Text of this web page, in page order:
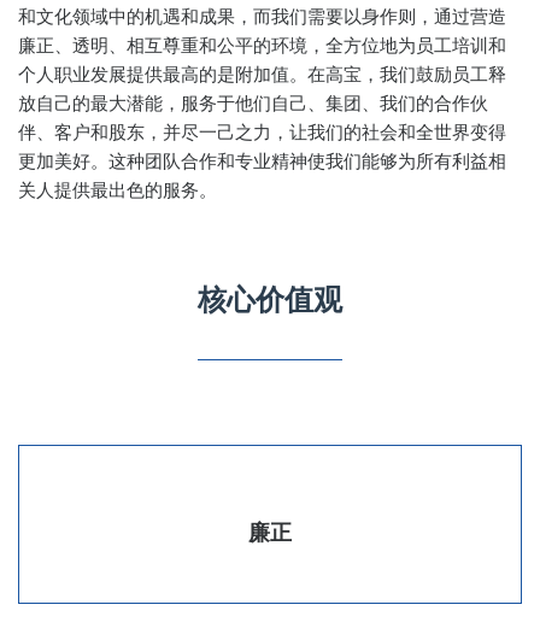
和文化领域中的机遇和成果，而我们需要以身作则，通过营造
廉正、透明、相互尊重和公平的环境，全方位地为员工培训和
个人职业发展提供最高的是附加值。在高宝，我们鼓励员工释
放自己的最大潜能，服务于他们自己、集团、我们的合作伙
伴、客户和股东，并尽一己之力，让我们的社会和全世界变得
更加美好。这种团队合作和专业精神使我们能够为所有利益相
关人提供最出色的服务。
核心价值观
廉正